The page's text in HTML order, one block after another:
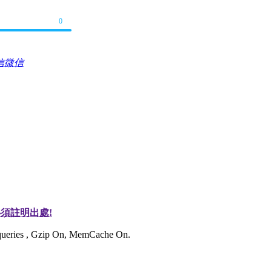
0
微信
註明出處!
, Gzip On, MemCache On.